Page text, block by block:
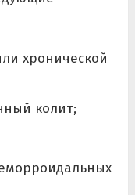
хронической
колит;